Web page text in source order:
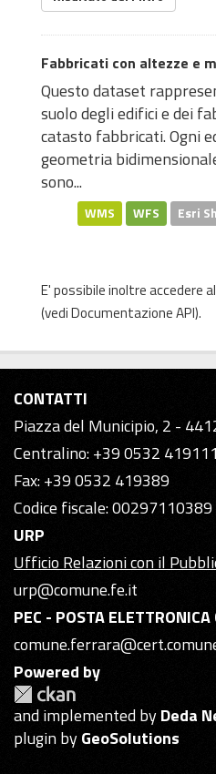
Fabbricati con altezze e
Questo dataset
suolo degli edifici e dei
catasto fabbricati. Ogni
geometria
sono...
WMS WFS Esri
E' possibile inoltre accedere
(vediDocumentazione API).
CONTATTI
Piazza del Municipio, 2 -
Centralino: +39 0532 419111
Fax: +39 0532 419389
Codice fiscale: 00297110389
URP
Ufficio Relazioni con il
urp@comune.fe.it
PEC - POSTA
Powered by
and implemented byDeda
plugin byGeoSolutions